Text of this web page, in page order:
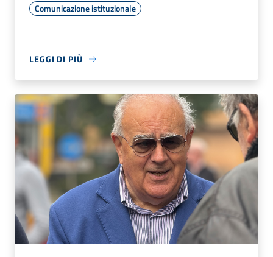
Comunicazione istituzionale
LEGGI DI PIÙ